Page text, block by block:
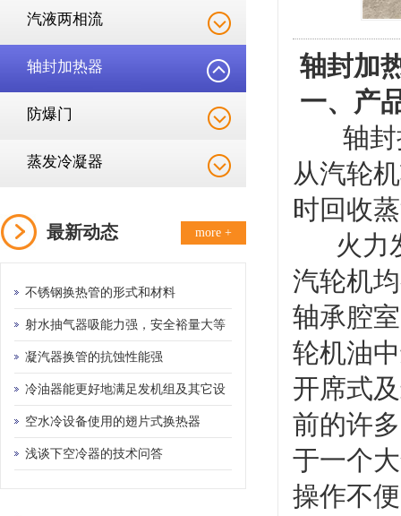
汽液两相流
轴封加热器
防爆门
蒸发冷凝器
最新动态 more +
不锈钢换热管的形式和材料
射水抽气器吸能力强，安全裕量大等
优点
凝汽器换管的抗蚀性能强
冷油器能更好地满足发机组及其它设
备的需要
空水冷设备使用的翅片式换热器
浅谈下空冷器的技术问答
轴封加
一、产
轴封抽
从汽轮
时回收
火力发
汽轮机
轴承腔
轮机油
开席式
前的许
于一个
操作不